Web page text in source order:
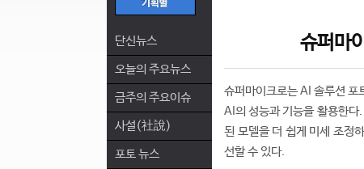
단신뉴스
오늘의 주요뉴스
금주의 주요이슈
사설(社說)
포토 뉴스
슈퍼마
슈퍼마이크로는 AI 솔루션 포
AI의 성능과 기능을 활용한
된 모델을 더 쉽게 미세 조정
선할 수 있다.